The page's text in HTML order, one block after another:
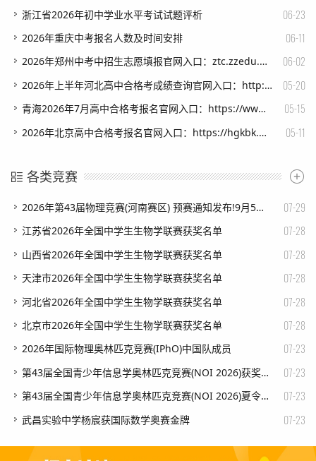
​浙江省2026年初中学业水平考试试题评析 06-23
​2026年重庆中考报名人数及时间安排 06-11
​2026年郑州中考中招生志愿填报官网入口：ztc.zzedu.net.cn 06-02
​2026年上半年河北高中合格考成绩查询官网入口：http://www.hebeea.edu.cn 05-20
​青海2026年7月高中合格考报名官网入口：https://www.qhjyks.com/ 05-15
​2026年北京高中合格考报名官网入口：https://hgkbk.bjeea.cn/ 05-11
各类竞赛
​2026年第43届物理竞赛(河南赛区) 预赛通知发布!9月5日开考 07-29
​江苏省2026年全国中学生生物学联赛获奖名单 07-28
​山西省2026年全国中学生生物学联赛获奖名单 07-28
​天津市2026年全国中学生生物学联赛获奖名单 07-28
​河北省2026年全国中学生生物学联赛获奖名单 07-28
​北京市2026年全国中学生生物学联赛获奖名单 07-28
​2026年国际物理奥林匹克竞赛(IPhO)中国队成员 07-23
​第43届全国青少年信息学奥林匹克竞赛(NOI 2026)获奖名单 07-23
​第43届全国青少年信息学奥林匹克竞赛(NOI 2026)夏令营获奖名单 07-23
​武昌实验中学杨宸获国际数学奥赛金牌 07-23